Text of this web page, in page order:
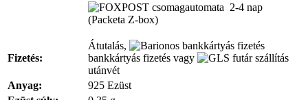
2-4 nap
(Packeta Z-box)
Fizetés:
Átutalás,
bankkártyás fizetés vagy
utánvét
Anyag:
925 Ezüst